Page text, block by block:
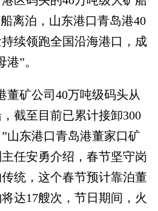
离泊，山东港口青岛港40
续领跑全国沿海港口，成
”。
矿公司40万吨级码头从
截至目前已累计接卸300
山东港口青岛港董家口矿
任安勇介绍，春节坚守岗
统，这个春节预计靠泊董
达17艘次，节日期间，火